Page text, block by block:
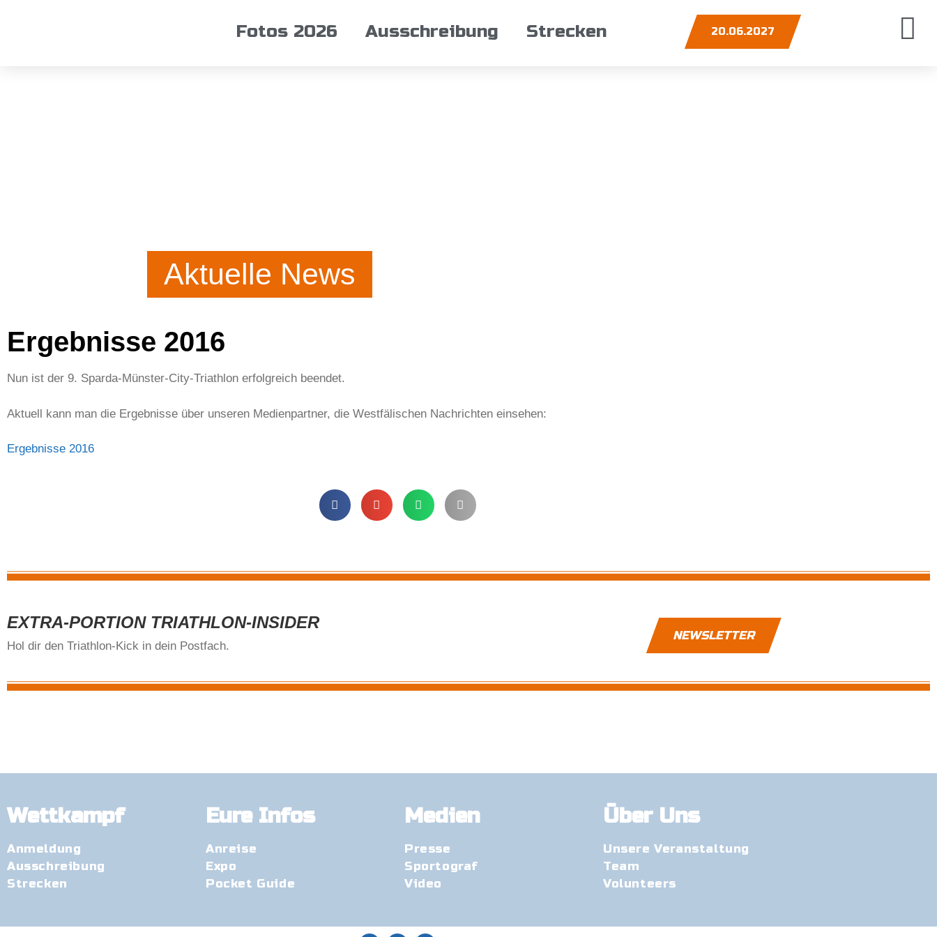
Fotos 2026 Ausschreibung Strecken 20.06.2027
Aktuelle News
Ergebnisse 2016
Nun ist der 9. Sparda-Münster-City-Triathlon erfolgreich beendet.
Aktuell kann man die Ergebnisse über unseren Medienpartner, die Westfälischen Nachrichten einsehen:
Ergebnisse 2016
EXTRA-PORTION TRIATHLON-INSIDER
Hol dir den Triathlon-Kick in dein Postfach.
NEWSLETTER
Wettkampf
Anmeldung
Ausschreibung
Strecken
Eure Infos
Anreise
Expo
Pocket Guide
Medien
Presse
Sportograf
Video
Über Uns
Unsere Veranstaltung
Team
Volunteers